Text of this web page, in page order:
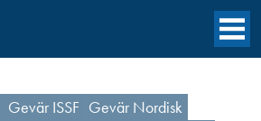
Gevär ISSF Gevär Nordisk